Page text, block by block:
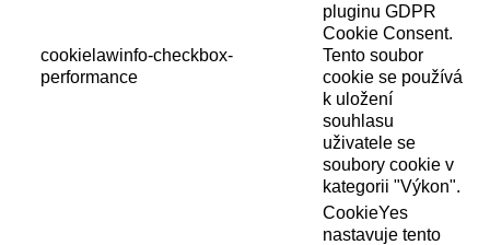
cookielawinfo-checkbox-
performance
pluginu GDPR
Cookie Consent.
Tento soubor
cookie se používá
k uložení
souhlasu
uživatele se
soubory cookie v
kategorii "Výkon".
CookieYes
nastavuje tento